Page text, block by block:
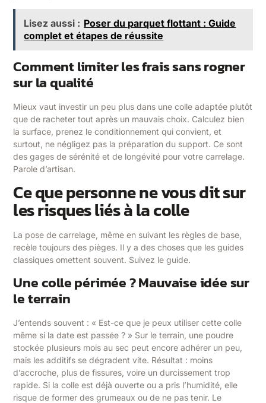
Lisez aussi : Poser du parquet flottant : Guide
complet et étapes de réussite
Comment limiter les frais sans rogner
sur la qualité
Mieux vaut investir un peu plus dans une colle adaptée plutôt
que de racheter tout après un mauvais choix. Calculez bien
la surface, prenez le conditionnement qui convient, et
surtout, ne négligez pas la préparation du support. Ce sont
des gages de sérénité et de longévité pour votre carrelage.
Parole d’artisan.
Ce que personne ne vous dit sur
les risques liés à la colle
La pose de carrelage, même en suivant les règles de base,
recèle toujours des pièges. Il y a des choses que les guides
classiques omettent souvent. Suivez le guide.
Une colle périmée ? Mauvaise idée sur
le terrain
J’entends souvent : « Est-ce que je peux utiliser cette colle
même si la date est passée ? » Sur le terrain, une poudre
stockée plusieurs mois au sec peut encore adhérer un peu,
mais les additifs se dégradent vite. Résultat : moins
d’accroche, plus de fissures, voire un durcissement trop
rapide. Si la colle est déjà ouverte ou a pris l’humidité, elle
risque de former des grumeaux ou de ne pas tenir. Le